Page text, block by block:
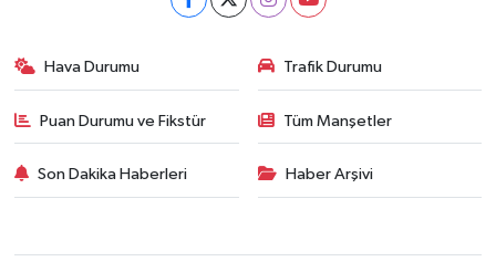
Hava Durumu Trafik Durumu
Puan Durumu ve Fikstür Tüm Manşetler
Son Dakika Haberleri Haber Arşivi